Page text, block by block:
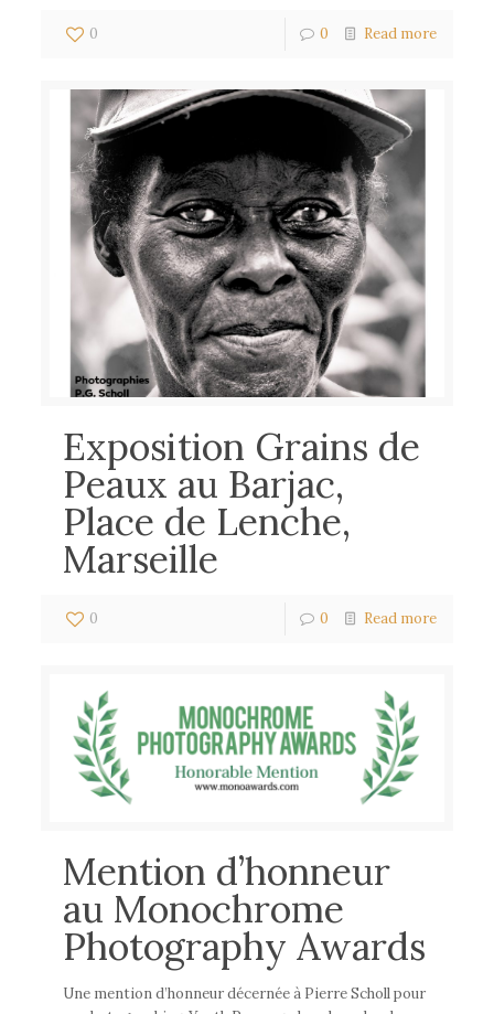
0 0 Read more
Exposition Grains de
Peaux au Barjac,
Place de Lenche,
Marseille
0 0 Read more
Mention d’honneur
au Monochrome
Photography Awards
Une mention d’honneur décernée à Pierre Scholl pour